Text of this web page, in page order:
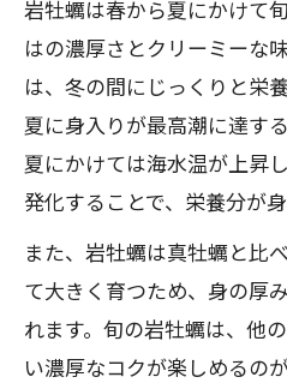
岩牡蠣は春から夏にかけて
はの濃厚さとクリーミーな
は、冬の間にじっくりと栄
夏に身入りが最高潮に達す
夏にかけては海水温が上昇
発化することで、栄養分が
また、岩牡蠣は真牡蠣と比
て大きく育つため、身の厚
れます。旬の岩牡蠣は、他
い濃厚なコクが楽しめるの